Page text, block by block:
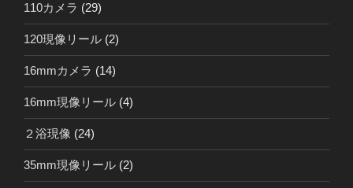
110カメラ (29)
120現像リール (2)
16mmカメラ (14)
16mm現像リール (4)
２浴現像 (24)
35mm現像リール (2)